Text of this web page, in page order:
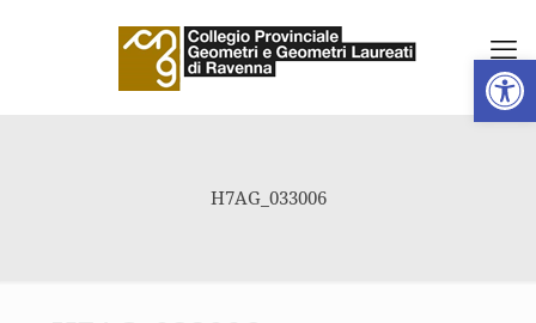
Apri
H7AG_033006